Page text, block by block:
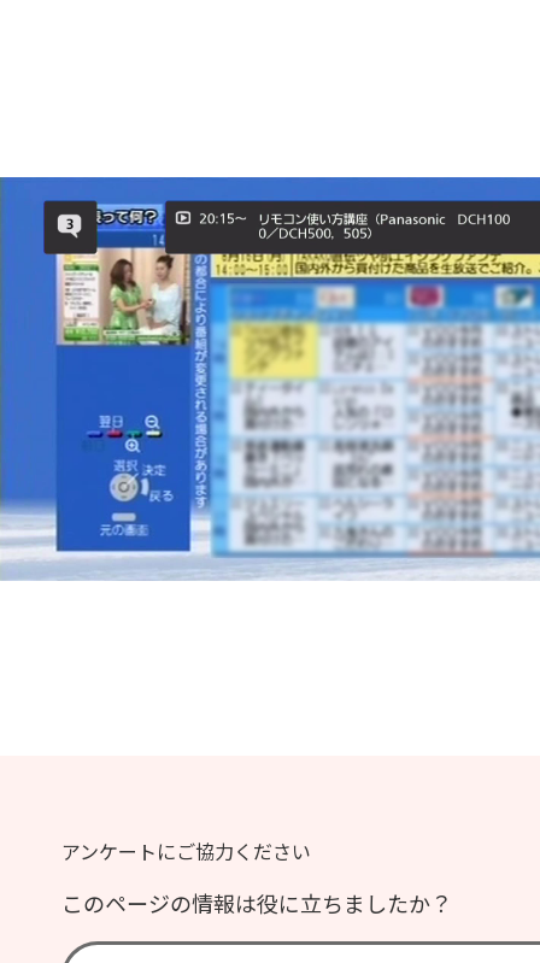
アンケートにご協力ください
このページの情報は役に立ちましたか？